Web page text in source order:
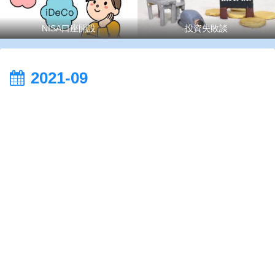
NISA口座開設 投資失敗談
2021-09